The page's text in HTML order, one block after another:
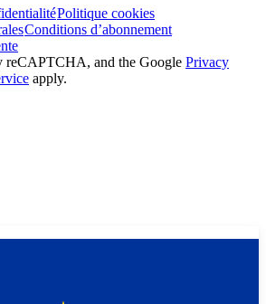
Politique cookies
Conditions d’abonnement
reCAPTCHA, and the Google Privacy
apply.